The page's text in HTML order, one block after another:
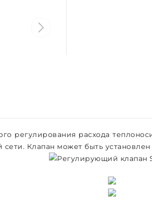
регулирования расхода
Клапан может быть